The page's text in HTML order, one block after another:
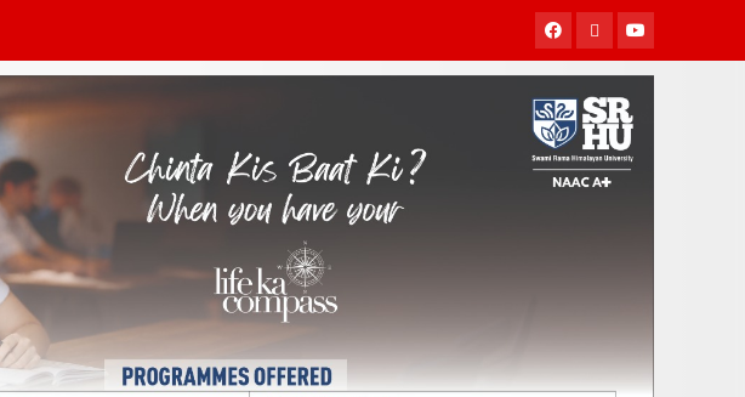
Facebook
TwitterYoutube